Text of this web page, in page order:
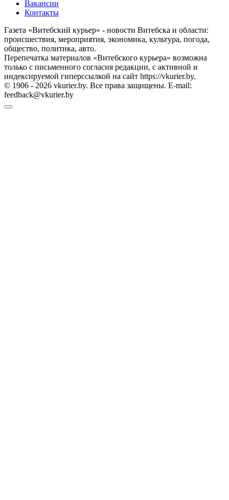
Вакансии
Контакты
Газета «Витебский курьер» - новости Витебска и области:
происшествия, мероприятия, экономика, культура, погода,
общество, политика, авто.
Перепечатка материалов «Витебского курьера» возможна
только с письменного согласия редакции, с активной и
индексируемой гиперссылкой на сайт https://vkurier.by.
© 1906 - 2026 vkurier.by. Все права защищены. E-mail:
feedback@vkurier.by